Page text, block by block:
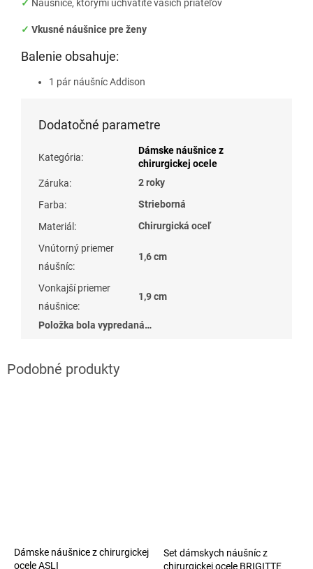
✓ Náušnice, ktorými uchvátite vašich priateľov
✓ Vkusné náušnice pre ženy
Balenie obsahuje:
1 pár náušníc Addison
Dodatočné parametre
Kategória:
Dámske náušnice z
chirurgickej ocele
Záruka:
2 roky
Farba:
Strieborná
Materiál :
Chirurgická oceľ
Vnútorný priemer
náušníc:
1,6 cm
Vonkajší priemer
náušnice:
1,9 cm
Položka bola vypredaná…
Dámske náušnice z chirurgickej
ocele ASLI
Set dámskych náušníc z
chirurgickej ocele BRIGITTE